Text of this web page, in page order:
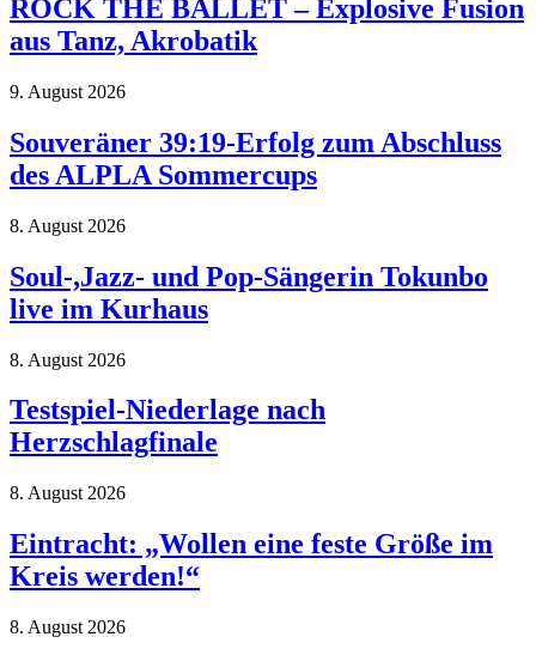
ROCK THE BALLET – Explosive Fusion
aus Tanz, Akrobatik
9. August 2026
Souveräner 39:19-Erfolg zum Abschluss
des ALPLA Sommercups
8. August 2026
Soul-,Jazz- und Pop-Sängerin Tokunbo
live im Kurhaus
8. August 2026
Testspiel-Niederlage nach
Herzschlagfinale
8. August 2026
Eintracht: „Wollen eine feste Größe im
Kreis werden!“
8. August 2026